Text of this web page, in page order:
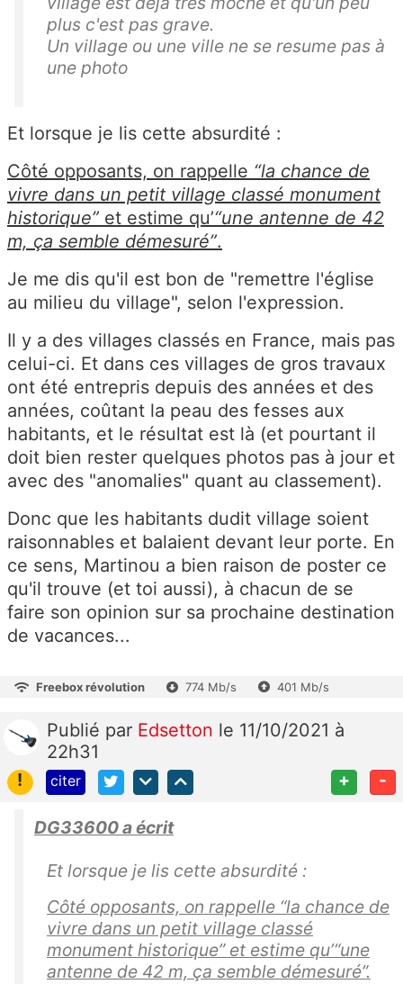
plus c'est pas grave.
Un village ou une ville ne se resume pas à
une photo
Et lorsque je lis cette absurdité :
Côté opposants, on rappelle “la chance de
vivre dans un petit village classé monument
historique” et estime qu’“une antenne de 42
m, ça semble démesuré”.
Je me dis qu'il est bon de "remettre l'église
au milieu du village", selon l'expression.
Il y a des villages classés en France, mais pas
celui-ci. Et dans ces villages de gros travaux
ont été entrepris depuis des années et des
années, coûtant la peau des fesses aux
habitants, et le résultat est là (et pourtant il
doit bien rester quelques photos pas à jour et
avec des "anomalies" quant au classement).
Donc que les habitants dudit village soient
raisonnables et balaient devant leur porte. En
ce sens, Martinou a bien raison de poster ce
qu'il trouve (et toi aussi), à chacun de se
faire son opinion sur sa prochaine destination
de vacances...
Freebox révolution 774 Mb/s 401 Mb/s
Publié par Edsetton le 11/10/2021 à
22h31
!
citer + -
DG33600 a écrit
Et lorsque je lis cette absurdité :
Côté opposants, on rappelle “la chance de
vivre dans un petit village classé
monument historique”et estime qu’“une
antenne de 42 m, ça semble démesuré”.